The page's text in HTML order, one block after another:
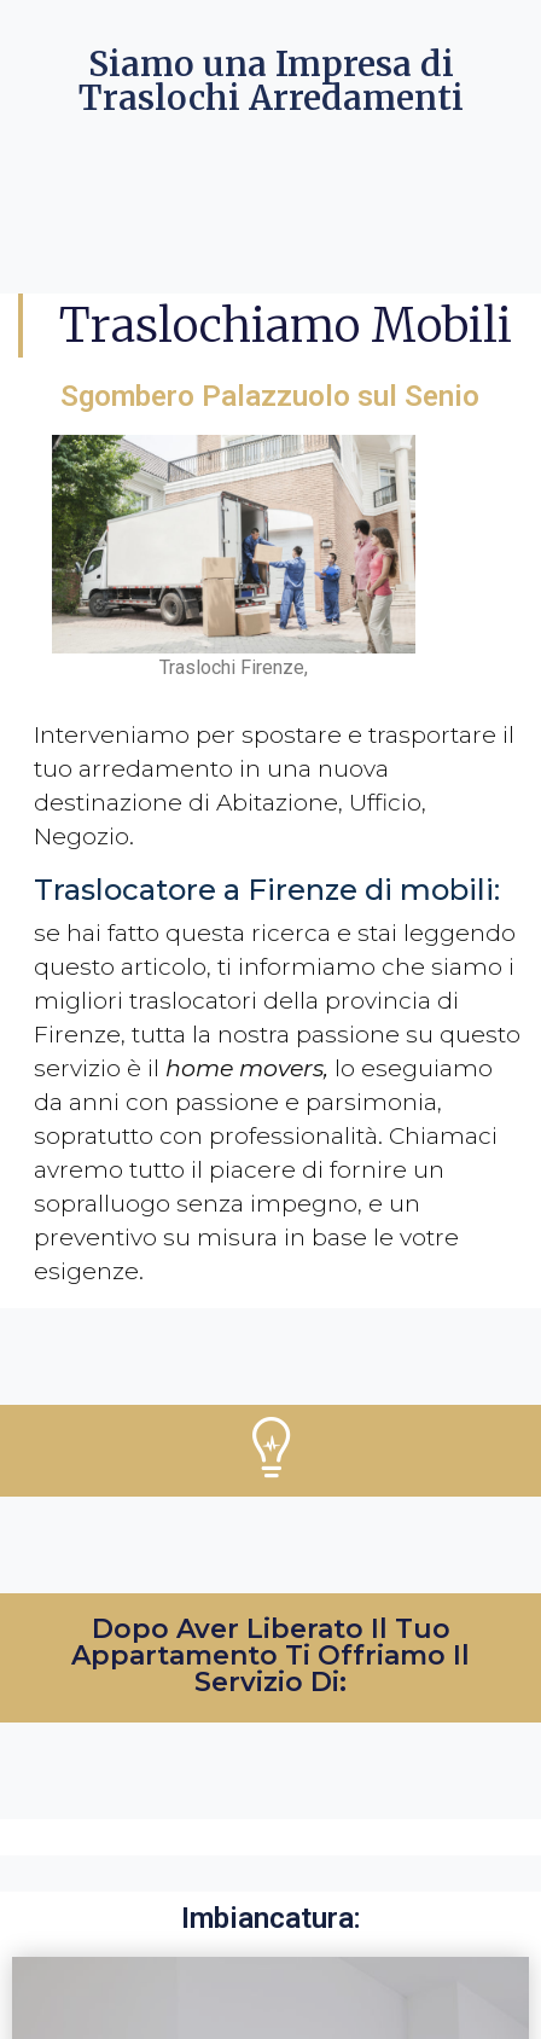
Siamo una Impresa di
Traslochi Arredamenti
Traslochiamo Mobili
Sgombero Palazzuolo sul Senio
Traslochi Firenze,
Interveniamo per spostare e trasportare il
tuo arredamento in una nuova
destinazione di Abitazione, Ufficio,
Negozio.
Traslocatore a Firenze di mobili:
se hai fatto questa ricerca e stai leggendo
questo articolo, ti informiamo che siamo i
migliori traslocatori della provincia di
Firenze, tutta la nostra passione su questo
servizio è il home movers, lo eseguiamo
da anni con passione e parsimonia,
sopratutto con professionalità. Chiamaci
avremo tutto il piacere di fornire un
sopralluogo senza impegno, e un
preventivo su misura in base le votre
esigenze.
Dopo Aver Liberato Il Tuo
Appartamento Ti Offriamo Il
Servizio Di:
Imbiancatura: